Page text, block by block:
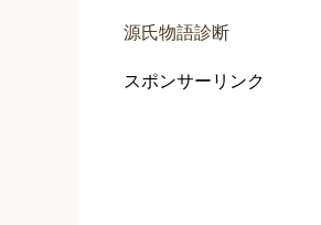
源氏物語診断
スポンサーリンク